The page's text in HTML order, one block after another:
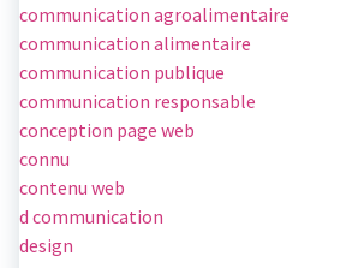
communication agroalimentaire
communication alimentaire
communication publique
communication responsable
conception page web
connu
contenu web
d communication
design